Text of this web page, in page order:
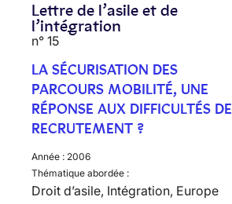
Lettre de l’asile et de
l’intégration
n° 15
LA SÉCURISATION DES
PARCOURS MOBILITÉ, UNE
RÉPONSE AUX DIFFICULTÉS DE
RECRUTEMENT ?
Année : 2006
Thématique abordée :
Droit d’asile, Intégration, Europe